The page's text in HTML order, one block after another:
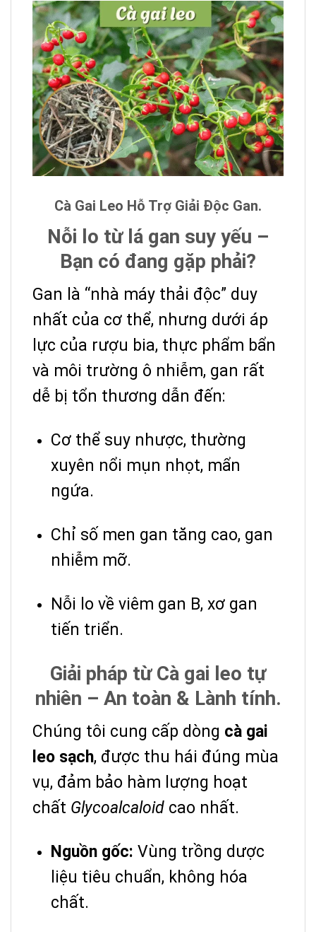
Cà Gai Leo Hỗ Trợ Giải Độc Gan.
Nỗi lo từ lá gan suy yếu –
Bạn có đang gặp phải?
Gan là “nhà máy thải độc” duy
nhất của cơ thể, nhưng dưới áp
lực của rượu bia, thực phẩm bẩn
và môi trường ô nhiễm, gan rất
dễ bị tổn thương dẫn đến:
Cơ thể suy nhược, thường
xuyên nổi mụn nhọt, mẩn
ngứa.
Chỉ số men gan tăng cao, gan
nhiễm mỡ.
Nỗi lo về viêm gan B, xơ gan
tiến triển.
Giải pháp từ Cà gai leo tự
nhiên – An toàn & Lành tính.
Chúng tôi cung cấp dòng cà gai
leo sạch, được thu hái đúng mùa
vụ, đảm bảo hàm lượng hoạt
chất Glycoalcaloid cao nhất.
Nguồn gốc: Vùng trồng dược
liệu tiêu chuẩn, không hóa
chất.